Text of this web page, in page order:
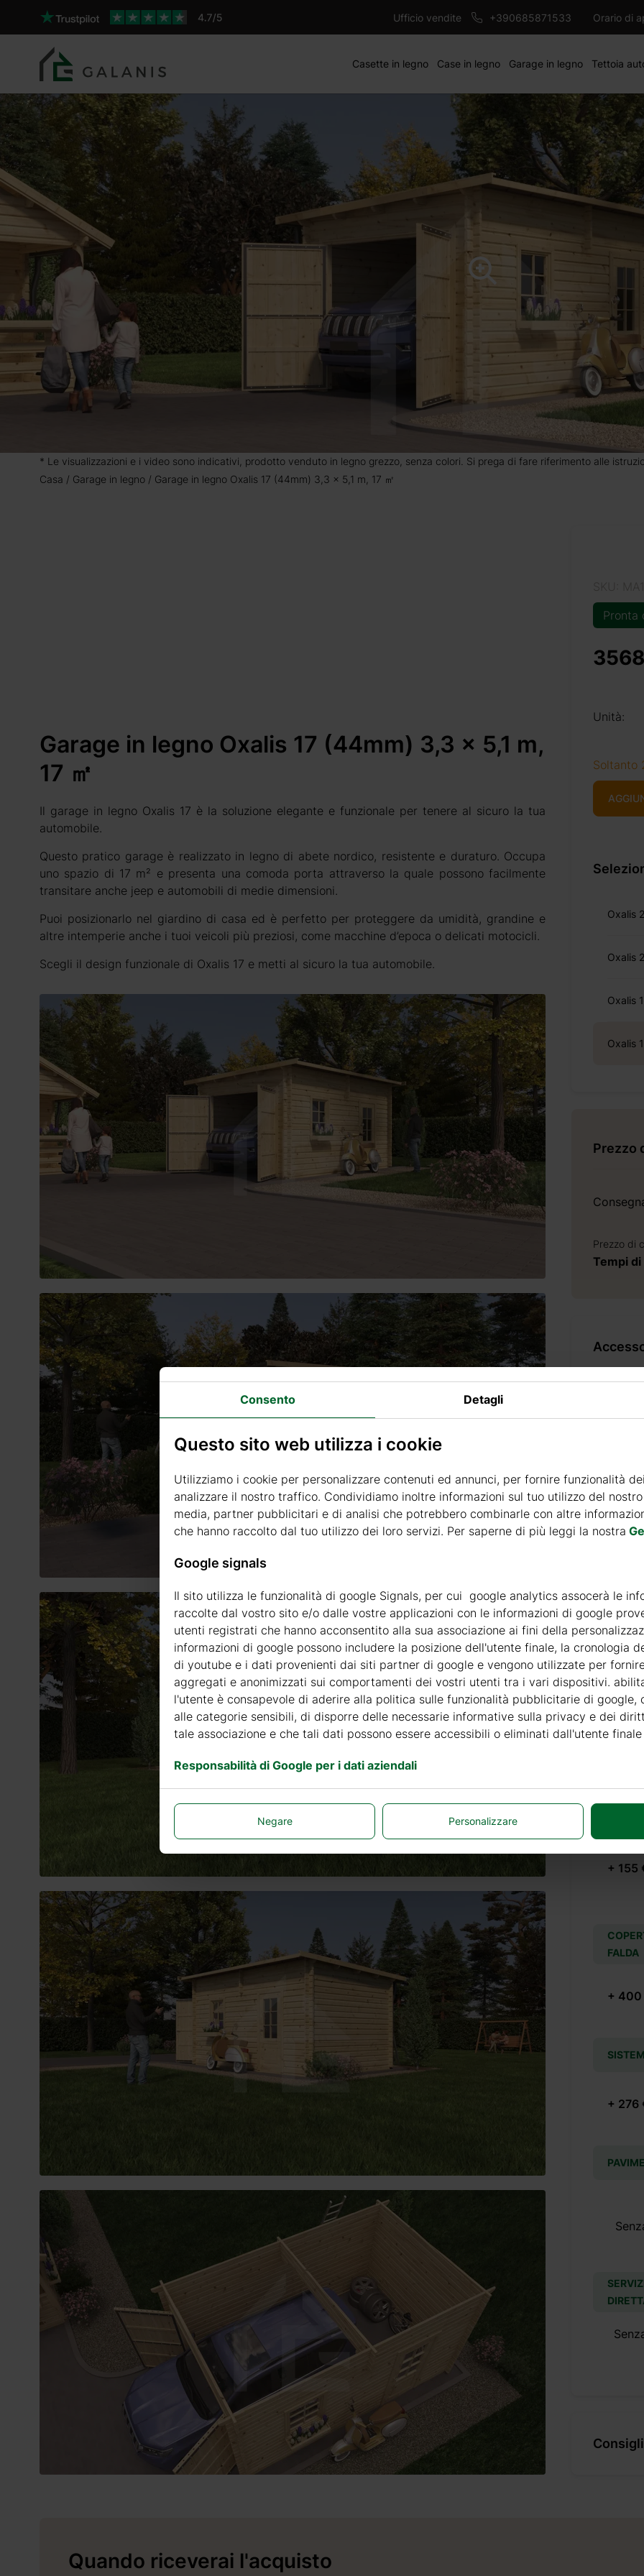
Ufficio vendite +390685871533 Orario di
Casette in legno Case in legno Garage in legno Tettoia
* Le visualizzazioni e i video sono indicativi, prodotto venduto in legno grezzo, senza colori. Si prega di fare riferimento alle
Casa
Garage in legno Garage in legno Oxalis 17 (44mm) 3,3 x 5,1 m, 17 ㎡
Garage in legno Oxalis 17 (44mm) 3,3 x 5,1 m,
17 ㎡
Il garage in legno Oxalis 17 è la soluzione elegante e funzionale per tenere al sicuro la tua
automobile.
Questo pratico garage è realizzato in legno di abete nordico, resistente e duraturo. Occupa
uno spazio di 17 m² e presenta una comoda porta attraverso la quale possono facilmente
transitare anche jeep e automobili di medie dimensioni.
Puoi posizionarlo nel giardino di casa ed è perfetto per proteggere da umidità, grandine e
altre intemperie anche i tuoi veicoli più preziosi, come macchine d’epoca o delicati motocicli.
Scegli il design funzionale di Oxalis 17 e metti al sicuro la tua automobile.
Pronta
Unità:
Soltanto
Oxalis
Oxalis
Oxalis
Oxalis
Prezzo
Prezzo di
Tempi
+ 899
+ 69 €
+ 155
FALDA
+ 400
+ 276
Oxalis 17 Pareti da 44 mm
Quando riceverai l'acquisto
Consento Detagli
Questo sito web utilizza i cookie
Utilizziamo i cookie per personalizzare contenuti ed annunci, per fornire funzionalità
analizzare il nostro traffico. Condividiamo inoltre informazioni sul tuo utilizzo del
media, partner pubblicitari e di analisi che potrebbero combinarle con altre
che hanno raccolto dal tuo utilizzo dei loro servizi. Per saperne di più leggi la nostra
Google signals
Il sito utilizza le funzionalità di google Signals, per cui google analytics assocerà le
raccolte dal vostro sito e/o dalle vostre applicazioni con le informazioni di google
utenti registrati che hanno acconsentito alla sua associazione ai fini della
informazioni di google possono includere la posizione dell'utente finale, la cronologia
di youtube e i dati provenienti dai siti partner di google e vengono utilizzate per
aggregati e anonimizzati sui comportamenti dei vostri utenti tra i vari dispositivi.
l'utente è consapevole di aderire alla politica sulle funzionalità pubblicitarie di google,
alle categorie sensibili, di disporre delle necessarie informative sulla privacy e dei
tale associazione e che tali dati possono essere accessibili o eliminati dall'utente
Responsabilità di Google per i dati aziendali
Negare Personalizzare